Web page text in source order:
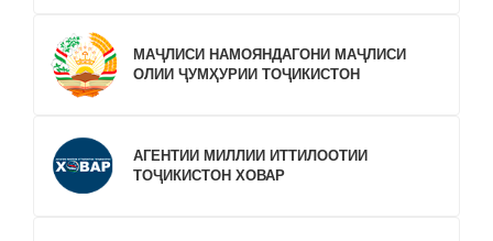
МАҶЛИСИ НАМОЯНДАГОНИ МАҶЛИСИ
ОЛИИ ҶУМҲУРИИ ТОҶИКИСТОН
АГЕНТИИ МИЛЛИИ ИТТИЛООТИИ
ТОҶИКИСТОН ХОВАР